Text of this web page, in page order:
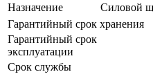
Назначение
Силовой
Гарантийный срок хранения
Гарантийный срок
эксплуатации
Срок службы